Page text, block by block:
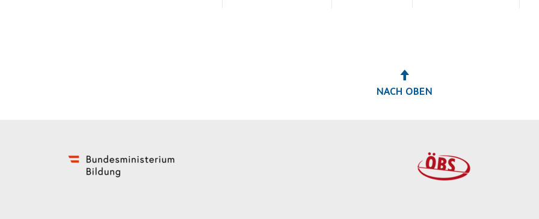
NACH OBEN